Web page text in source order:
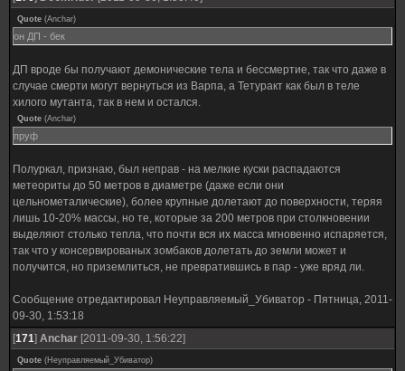
Quote (Anchar)
он ДП - бек
ДП вроде бы получают демонические тела и бессмертие, так что даже в
случае смерти могут вернуться из Варпа, а Тетуракт как был в теле
хилого мутанта, так в нем и остался.
Quote (Anchar)
пруф
Полуркал, признаю, был неправ - на мелкие куски распадаются
метеориты до 50 метров в диаметре (даже если они
цельнометалические), более крупные долетают до поверхности, теряя
лишь 10-20% массы, но те, которые за 200 метров при столкновении
выделяют столько тепла, что почти вся их масса мгновенно испаряется,
так что у консервированых зомбаков долетать до земли может и
получится, но приземлиться, не превратившись в пар - уже вряд ли.
Сообщение отредактировал Неуправляемый_Убиватор - Пятница, 2011-
09-30, 1:53:18
[171] Anchar [2011-09-30, 1:56:22]
Quote (Неуправляемый_Убиватор)